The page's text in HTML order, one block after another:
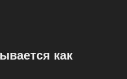
как